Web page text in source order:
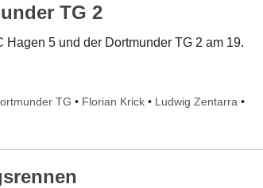
TG 2
5 und der Dortmunder TG 2 am 19.
TG • Florian Krick• Ludwig Zentarra •